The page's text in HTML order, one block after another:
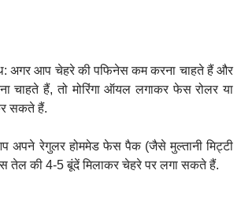
अगर आप चेहरे की पफिनेस कम करना चाहते हैं और
चाहते हैं, तो मोरिंगा ऑयल लगाकर फेस रोलर या
सकते हैं.
अपने रेगुलर होममेड फेस पैक (जैसे मुल्तानी मिट्टी
तेल की 4-5 बूंदें मिलाकर चेहरे पर लगा सकते हैं.